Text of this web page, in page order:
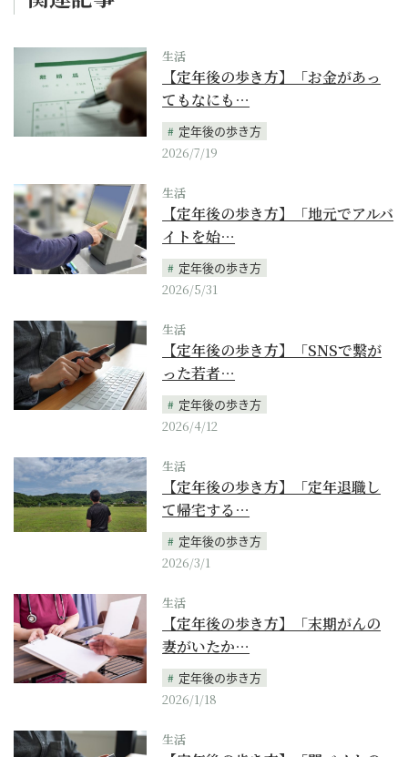
生活
【定年後の歩き方】「お金があっ
てもなにも…
定年後の歩き方
2026/7/19
生活
【定年後の歩き方】「地元でアルバ
イトを始…
定年後の歩き方
2026/5/31
生活
【定年後の歩き方】「SNSで繋が
った若者…
定年後の歩き方
2026/4/12
生活
【定年後の歩き方】「定年退職し
て帰宅する…
定年後の歩き方
2026/3/1
生活
【定年後の歩き方】「末期がんの
妻がいたか…
定年後の歩き方
2026/1/18
生活